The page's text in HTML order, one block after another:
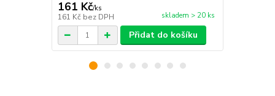
161 Kč/ks
161 Kč bez DPH skladem > 20 ks
Přidat do košíku